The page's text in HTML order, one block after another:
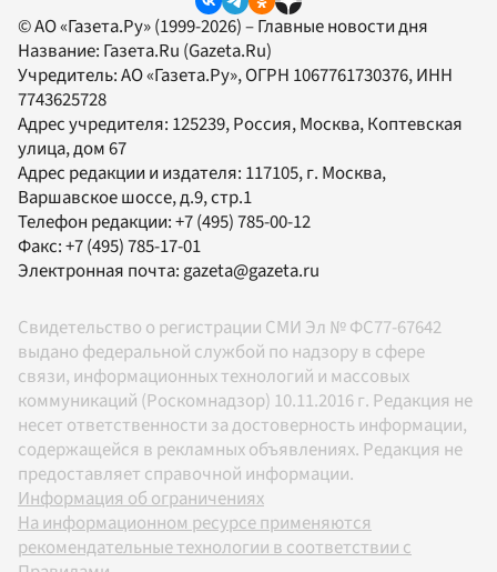
© АО «Газета.Ру» (1999-2026) – Главные новости дня
Название: Газета.Ru (Gazeta.Ru)
Учредитель:АО «Газета.Ру», ОГРН 1067761730376, ИНН
7743625728
Адрес учредителя: 125239, Россия, Москва, Коптевская
улица, дом 67
Адрес редакции и издателя: 117105, г. Москва,
Варшавское шоссе, д.9, стр.1
Телефон редакции:+7 (495) 785-00-12
Факс:+7 (495) 785-17-01
Электронная почта:gazeta@gazeta.ru
Свидетельство о регистрации СМИ Эл № ФС77-67642
выдано федеральной службой по надзору в сфере
связи, информационных технологий и массовых
коммуникаций (Роскомнадзор) 10.11.2016 г. Редакция не
несет ответственности за достоверность информации,
содержащейся в рекламных объявлениях. Редакция не
предоставляет справочной информации.
Информация об ограничениях
На информационном ресурсе применяются
рекомендательные технологии в соответствии с